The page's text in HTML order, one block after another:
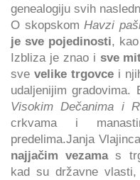
genealogiju svih
O skopskom Havzi
je sve pojedinosti,
Izbliza je znao i sve
sve velike trgovce i
udaljenijim
Visokim Dečanima i
crkvama i
predelima.Janja
najjačim vezamas
kad su državne